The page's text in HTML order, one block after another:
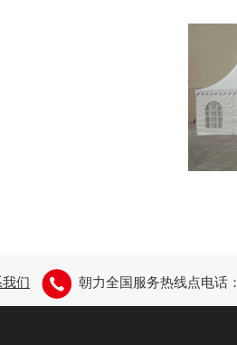
们 朝力全国服务热线点电话：